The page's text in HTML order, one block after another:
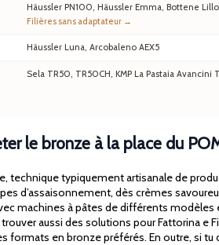
Häussler PN100, Häussler Emma, Bottene
Filières sans adaptateur →
Häussler Luna, Arcobaleno AEX5
Sela TR50, TR50CH, KMP La Pastaia Avancini
le bronze à la place du
technique typiquement artisanale de
d’assaisonnement, dès crèmes
machines à pâtes de différents modèles
aussi des solutions pour Fattorina e
formats en bronze préférés. En outre, si